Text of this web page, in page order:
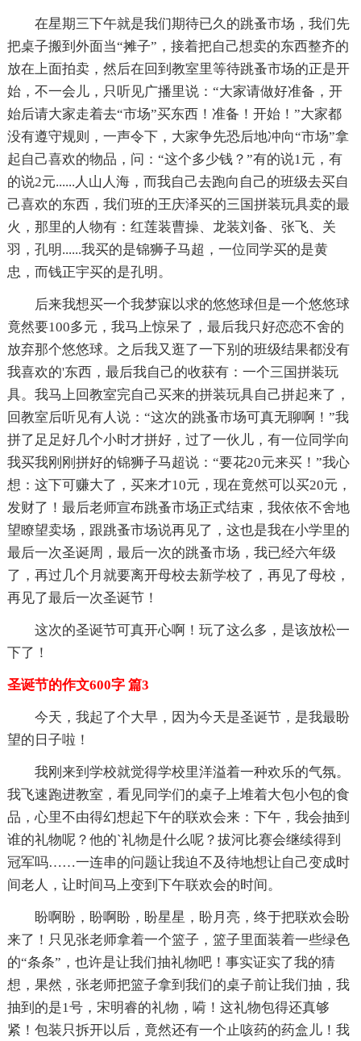
在星期三下午就是我们期待已久的跳蚤市场，我们先
把桌子搬到外面当“摊子”，接着把自己想卖的东西整齐的
放在上面拍卖，然后在回到教室里等待跳蚤市场的正是开
始，不一会儿，只听见广播里说：“大家请做好准备，开
始后请大家走着去“市场”买东西！准备！开始！”大家都
没有遵守规则，一声令下，大家争先恐后地冲向“市场”拿
起自己喜欢的物品，问：“这个多少钱？”有的说1元，有
的说2元......人山人海，而我自己去跑向自己的班级去买自
己喜欢的东西，我们班的王庆泽买的三国拼装玩具卖的最
火，那里的人物有：红莲装曹操、龙装刘备、张飞、关
羽，孔明......我买的是锦狮子马超，一位同学买的是黄
忠，而钱正宇买的是孔明。
后来我想买一个我梦寐以求的悠悠球但是一个悠悠球
竟然要100多元，我马上惊呆了，最后我只好恋恋不舍的
放弃那个悠悠球。之后我又逛了一下别的班级结果都没有
我喜欢的'东西，最后我自己的收获有：一个三国拼装玩
具。我马上回教室完自己买来的拼装玩具自己拼起来了，
回教室后听见有人说：“这次的跳蚤市场可真无聊啊！”我
拼了足足好几个小时才拼好，过了一伙儿，有一位同学向
我买我刚刚拼好的锦狮子马超说：“要花20元来买！”我心
想：这下可赚大了，买来才10元，现在竟然可以买20元，
发财了！最后老师宣布跳蚤市场正式结束，我依依不舍地
望瞭望卖场，跟跳蚤市场说再见了，这也是我在小学里的
最后一次圣诞周，最后一次的跳蚤市场，我已经六年级
了，再过几个月就要离开母校去新学校了，再见了母校，
再见了最后一次圣诞节！
这次的圣诞节可真开心啊！玩了这么多，是该放松一
下了！
圣诞节的作文600字 篇3
今天，我起了个大早，因为今天是圣诞节，是我最盼
望的日子啦！
我刚来到学校就觉得学校里洋溢着一种欢乐的气氛。
我飞速跑进教室，看见同学们的桌子上堆着大包小包的食
品，心里不由得幻想起下午的联欢会来：下午，我会抽到
谁的礼物呢？他的`礼物是什么呢？拔河比赛会继续得到
冠军吗……一连串的问题让我迫不及待地想让自己变成时
间老人，让时间马上变到下午联欢会的时间。
盼啊盼，盼啊盼，盼星星，盼月亮，终于把联欢会盼
来了！只见张老师拿着一个篮子，篮子里面装着一些绿色
的“条条”，也许是让我们抽礼物吧！事实证实了我的猜
想，果然，张老师把篮子拿到我们的桌子前让我们抽，我
抽到的是1号，宋明睿的礼物，嗬！这礼物包得还真够
紧！包装只拆开以后，竟然还有一个止咳药的药盒儿！我